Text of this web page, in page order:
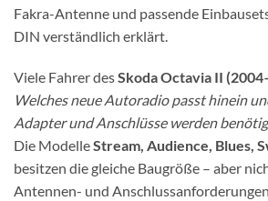
Fakra-Antenne und passende
DIN verständlich erklärt.
Viele Fahrer desSkoda Octavia II
Welches neue Autoradio passt hinein
Adapter und Anschlüsse werden
Die ModelleStream, Audience, Blues,
besitzen die gleiche Baugröße – aber
Antennen- und